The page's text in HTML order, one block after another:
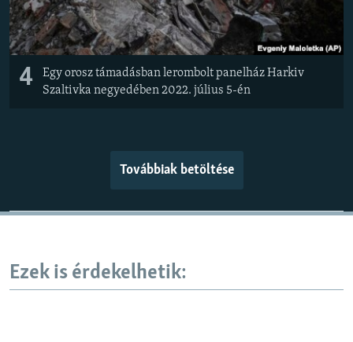
4
Egy orosz támadásban lerombolt panelház Harkiv
Szaltivka negyedében 2022. július 5-én
Továbbiak betöltése
Ezek is érdekelhetik: